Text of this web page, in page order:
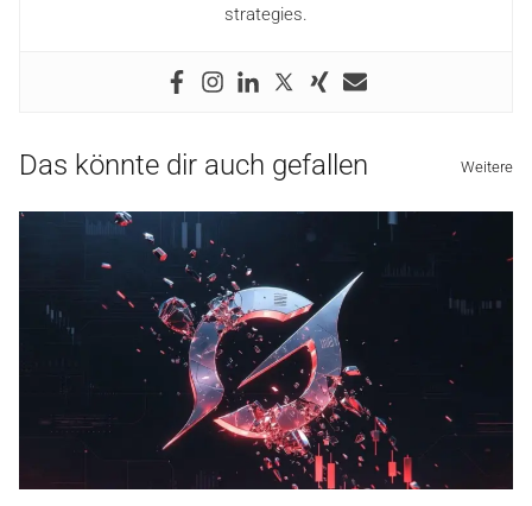
strategies.
Das könnte dir auch gefallen Weitere